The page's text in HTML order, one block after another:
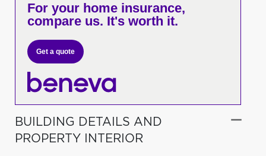
For your home insurance,
compare us. It's worth it.
Get a quote
BUILDING DETAILS AND
PROPERTY INTERIOR